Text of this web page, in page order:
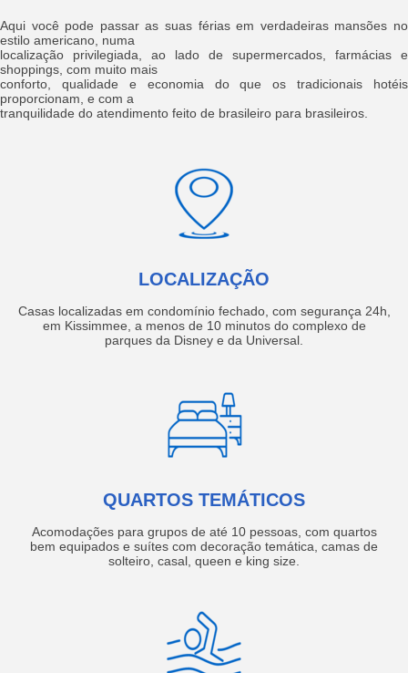
Aqui você pode passar as suas férias em verdadeiras mansões no
estilo americano, numa
localização privilegiada, ao lado de supermercados, farmácias e
shoppings, com muito mais
conforto, qualidade e economia do que os tradicionais hotéis
proporcionam, e com a
tranquilidade do atendimento feito de brasileiro para brasileiros.
LOCALIZAÇÃO
Casas localizadas em condomínio fechado, com segurança 24h,
em Kissimmee, a menos de 10 minutos do complexo de
parques da Disney e da Universal.
QUARTOS TEMÁTICOS
Acomodações para grupos de até 10 pessoas, com quartos
bem equipados e suítes com decoração temática, camas de
solteiro, casal, queen e king size.